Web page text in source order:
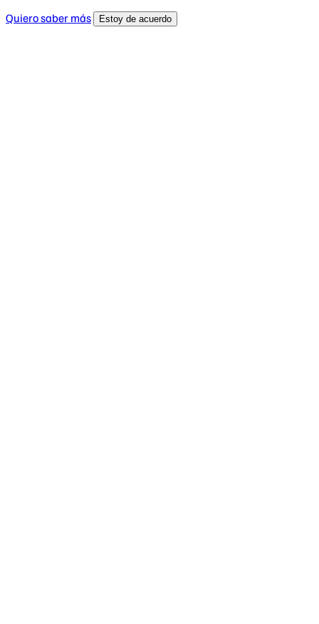
Quiero saber más
Estoy de acuerdo